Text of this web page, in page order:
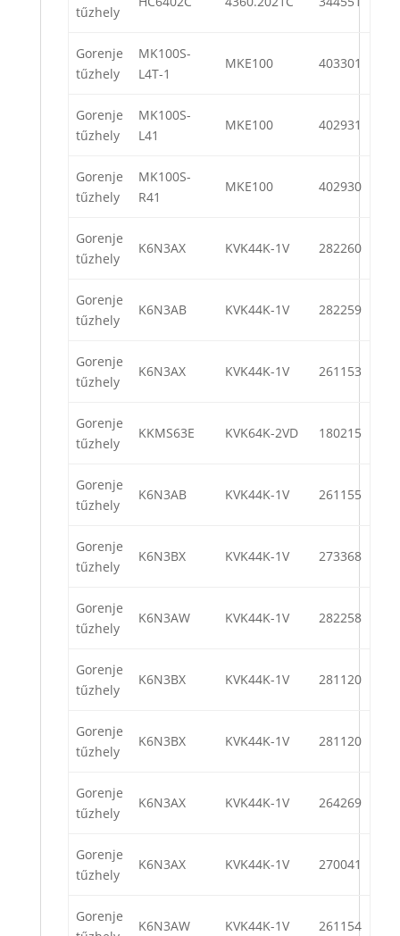
tűzhely
Gorenje
tűzhely
MK100S-
L4T-1
MKE100 403301
Gorenje
tűzhely
MK100S-
L41
MKE100 402931
Gorenje
tűzhely
MK100S-
R41
MKE100 402930
Gorenje
tűzhely
K6N3AX KVK44K-1V 282260
Gorenje
tűzhely
K6N3AB KVK44K-1V 282259
Gorenje
tűzhely
K6N3AX KVK44K-1V 261153
Gorenje
tűzhely
KKMS63E KVK64K-2VD 180215
Gorenje
tűzhely
K6N3AB KVK44K-1V 261155
Gorenje
tűzhely
K6N3BX KVK44K-1V 273368
Gorenje
tűzhely
K6N3AW KVK44K-1V 282258
Gorenje
tűzhely
K6N3BX KVK44K-1V 281120
Gorenje
tűzhely
K6N3BX KVK44K-1V 281120
Gorenje
tűzhely
K6N3AX KVK44K-1V 264269
Gorenje
tűzhely
K6N3AX KVK44K-1V 270041
Gorenje
K6N3AW KVK44K-1V 261154